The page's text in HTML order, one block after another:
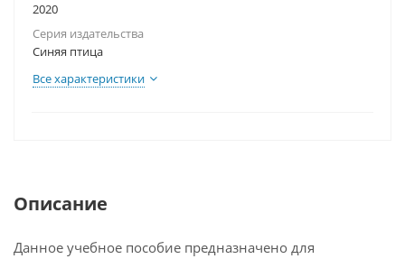
2020
Серия издательства
Синяя птица
Все характеристики
Описание
Данное учебное пособие предназначено для